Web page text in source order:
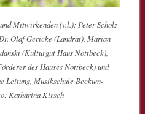
Mitwirkenden (v.l.): Peter Scholz
Olaf Gericke (Landrat), Marian
(Kulturgut Haus Nottbeck),
des Hauses Nottbeck) und
Leitung, Musikschule Beckum-
Katharina Kirsch